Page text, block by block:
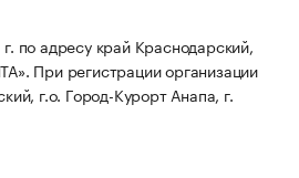
адресу край Краснодарский,
При регистрации организации
г.о. Город-Курорт Анапа, г.